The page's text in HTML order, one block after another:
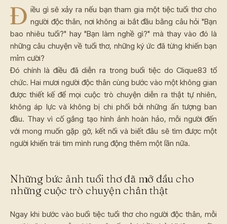
Đ iều gì sẽ xảy ra nếu bạn tham gia một tiệc tuổi thơ cho
người độc thân, nơi không ai bắt đầu bằng câu hỏi "Bạn
bao nhiêu tuổi?" hay "Bạn làm nghề gì?" mà thay vào đó là
những câu chuyện về tuổi thơ, những ký ức đã từng khiến bạn
mỉm cười?
Đó chính là điều đã diễn ra trong buổi tiệc do Clique83 tổ
chức. Hai mươi người độc thân cùng bước vào một không gian
được thiết kế để mọi cuộc trò chuyện diễn ra thật tự nhiên,
không áp lực và không bị chi phối bởi những ấn tượng ban
đầu. Thay vì cố gắng tạo hình ảnh hoàn hảo, mỗi người đến
với mong muốn gặp gỡ, kết nối và biết đâu sẽ tìm được một
người khiến trái tim mình rung động thêm một lần nữa.
Những bức ảnh tuổi thơ đã mở đầu cho
những cuộc trò chuyện chân thật
Ngay khi bước vào buổi tiệc tuổi thơ cho người độc thân, mỗi